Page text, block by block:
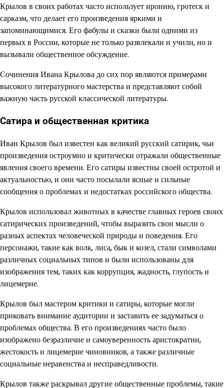
Крылов в своих работах часто использует иронию, гротеск и
сарказм, что делает его произведения яркими и
запоминающимися. Его фабулы и сказки были одними из
первых в России, которые не только развлекали и учили, но и
вызывали общественное обсуждение.
Сочинения Ивана Крылова до сих пор являются примерами
высокого литературного мастерства и представляют собой
важную часть русской классической литературы.
Сатира и общественная критика
Иван Крылов был известен как великий русский сатирик, чьи
произведения остроумно и критически отражали общественные
явления своего времени. Его сатиры известны своей остротой и
актуальностью, и они часто посылали ясные и сильные
сообщения о проблемах и недостатках российского общества.
Крылов использовал животных в качестве главных героев своих
сатирических произведений, чтобы выразить свои мысли о
разных аспектах человеческой природы и поведения. Его
персонажи, такие как волк, лиса, бык и козел, стали символами
различных социальных типов и были использованы для
изображения тем, таких как коррупция, жадность, глупость и
лицемерие.
Крылов был мастером критики и сатиры, которые могли
приковать внимание аудитории и заставить ее задуматься о
проблемах общества. В его произведениях часто было
изображено безразличие и самоуверенность аристократии,
жестокость и лицемерие чиновников, а также различные
социальные неравенства и несправедливости.
Крылов также раскрывал другие общественные проблемы, такие